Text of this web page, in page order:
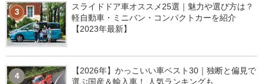
3
スライドドア車オススメ25選｜魅力や選び方は？
軽自動車・ミニバン・コンパクトカーを紹介
【2023年最新】
4
【2026年】かっこいい車ベスト30｜独断と偏見で
選ぶ国産＆輸入車！ 人気ランキングも